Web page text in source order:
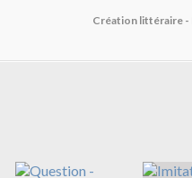
Création littéraire